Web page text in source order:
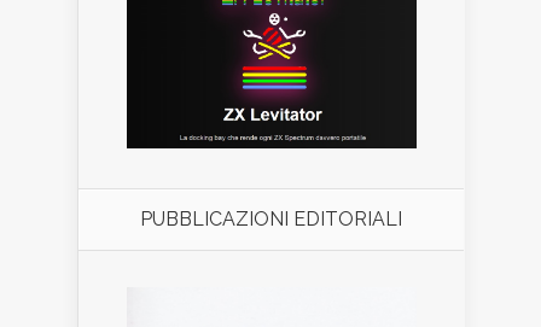
PUBBLICAZIONI EDITORIALI